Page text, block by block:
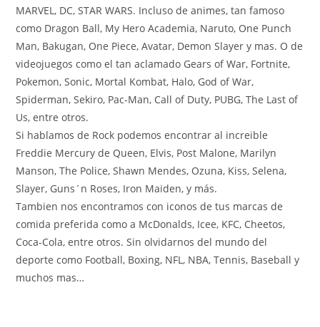
MARVEL, DC, STAR WARS. Incluso de animes, tan famoso
como Dragon Ball, My Hero Academia, Naruto, One Punch
Man, Bakugan, One Piece, Avatar, Demon Slayer y mas. O de
videojuegos como el tan aclamado Gears of War, Fortnite,
Pokemon, Sonic, Mortal Kombat, Halo, God of War,
Spiderman, Sekiro, Pac-Man, Call of Duty, PUBG, The Last of
Us, entre otros.
Si hablamos de Rock podemos encontrar al increible
Freddie Mercury de Queen, Elvis, Post Malone, Marilyn
Manson, The Police, Shawn Mendes, Ozuna, Kiss, Selena,
Slayer, Guns´n Roses, Iron Maiden, y más.
Tambien nos encontramos con iconos de tus marcas de
comida preferida como a McDonalds, Icee, KFC, Cheetos,
Coca-Cola, entre otros. Sin olvidarnos del mundo del
deporte como Football, Boxing, NFL, NBA, Tennis, Baseball y
muchos mas…